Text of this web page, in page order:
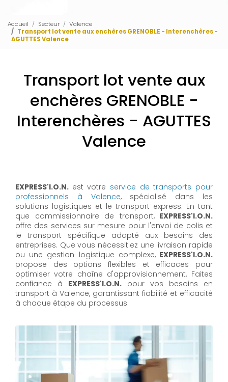
Accueil Secteur
Valence
Transport lot vente aux enchères GRENOBLE - Interenchères -
AGUTTES Valence
Transport lot vente aux
enchères GRENOBLE -
Interenchères - AGUTTES
Valence
EXPRESS'I.O.N. est votre service de transports pour
professionnels à Valence, spécialisé dans les
solutions logistiques et le transport express. En tant
que commissionnaire de transport,EXPRESS'I.O.N.
offre des services sur mesure pour l'envoi de colis et
le transport spécifique adapté aux besoins des
entreprises. Que vous nécessitiez une livraison rapide
ou une gestion logistique complexe,EXPRESS'I.O.N.
propose des options flexibles et efficaces pour
optimiser votre chaîne d'approvisionnement. Faites
confiance à EXPRESS'I.O.N. pour vos besoins en
transport à Valence, garantissant fiabilité et efficacité
à chaque étape du processus.